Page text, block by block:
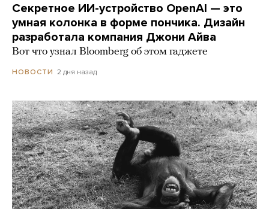
Секретное ИИ-устройство OpenAI — это
умная колонка в форме пончика. Дизайн
разработала компания Джони Айва
Вот что узнал Bloomberg об этом гаджете
НОВОСТИ 2 дня назад